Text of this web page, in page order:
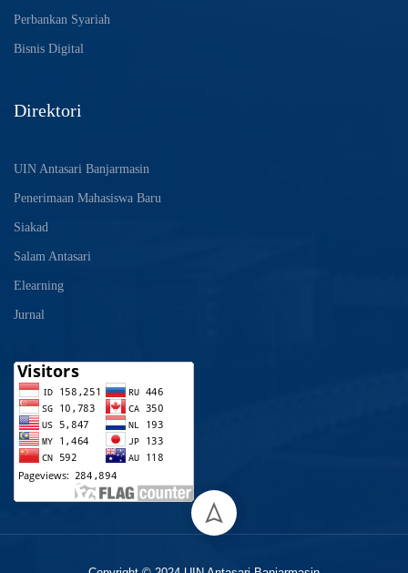
Perbankan Syariah
Bisnis Digital
Direktori
UIN Antasari Banjarmasin
Penerimaan Mahasiswa Baru
Siakad
Salam Antasari
Elearning
Jurnal